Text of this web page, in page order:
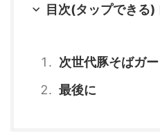
目次(タップできる)
次世代豚そばガ
最後に